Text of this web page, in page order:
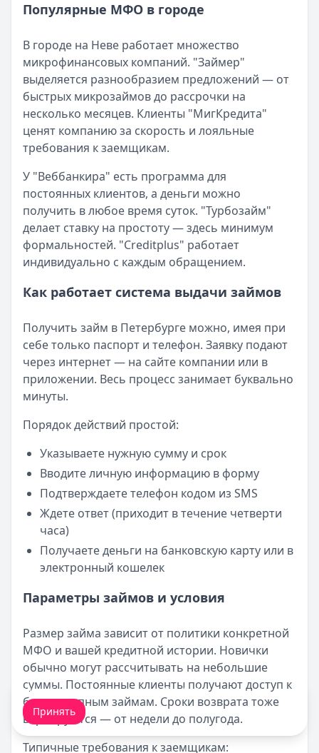
Популярные МФО в городе
В городе на Неве работает множество
микрофинансовых компаний. "Займер"
выделяется разнообразием предложений — от
быстрых микрозаймов до рассрочки на
несколько месяцев. Клиенты "МигКредита"
ценят компанию за скорость и лояльные
требования к заемщикам.
У "Веббанкира" есть программа для
постоянных клиентов, а деньги можно
получить в любое время суток. "Турбозайм"
делает ставку на простоту — здесь минимум
формальностей. "Creditplus" работает
индивидуально с каждым обращением.
Как работает система выдачи займов
Получить займ в Петербурге можно, имея при
себе только паспорт и телефон. Заявку подают
через интернет — на сайте компании или в
приложении. Весь процесс занимает буквально
минуты.
Порядок действий простой:
Указываете нужную сумму и срок
Вводите личную информацию в форму
Подтверждаете телефон кодом из SMS
Ждете ответ (приходит в течение четверти
часа)
Получаете деньги на банковскую карту или в
электронный кошелек
Параметры займов и условия
Размер займа зависит от политики конкретной
МФО и вашей кредитной истории. Новички
обычно могут рассчитывать на небольшие
суммы. Постоянные клиенты получают доступ к
более крупным займам. Сроки возврата тоже
варьируются — от недели до полугода.
Типичные требования к заемщикам:
Мы обрабатываем ваши cookie-файлы.
Принять